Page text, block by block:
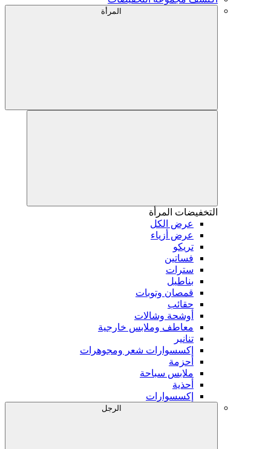
المرأة
التخفيضات المرأة
عرض الكل
عرض أزياء
تريكو
فساتين
سترات
بناطيل
قمصان وتوبات
حقائب
أوشحة وشالات
معاطف وملابس خارجية
تنانير
إكسسوارات شعر ومجوهرات
أحزمة
ملابس سباحة
أحذية
إكسسوارات
الرجل